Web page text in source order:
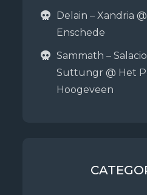
Delain – Xandria
Enschede
Sammath –
Suttungr @ Het
Hoogeveen